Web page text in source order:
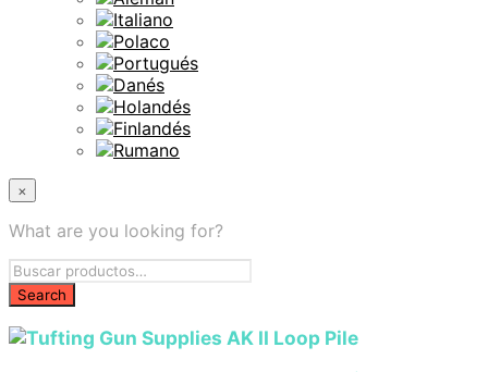
×
What are you looking for?